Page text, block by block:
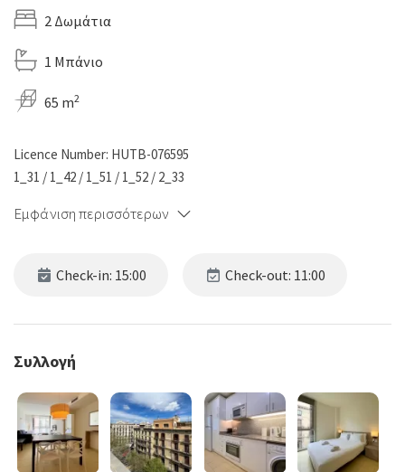
2 Δωμάτια
1 Μπάνιο
65 m2
Licence Number: HUTB-076595
1_31 / 1_42 / 1_51 / 1_52 / 2_33
Εμφάνιση περισσότερων
Check-in: 15:00 Check-out: 11:00
Συλλογή